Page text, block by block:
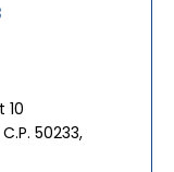
10
50233,